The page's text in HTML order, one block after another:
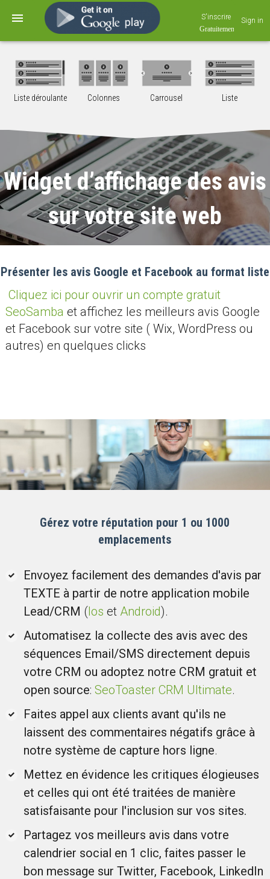
Liste déroulante Colonnes Carrousel Liste
Widget d’affichage des avis
sur votre site web
Présenter les avis Google et Facebook au format liste
Cliquez ici pour ouvrir un compte gratuit
SeoSamba et affichez les meilleurs avis Google
et Facebook sur votre site ( Wix, WordPress ou
autres) en quelques clicks
Gérez votre réputation pour 1 ou 1000
emplacements
Envoyez facilement des demandes d'avis par
TEXTE à partir de notre application mobile
Lead/CRM (Ios et Android).
Automatisez la collecte des avis avec des
séquences Email/SMS directement depuis
votre CRM ou adoptez notre CRM gratuit et
open source: SeoToaster CRM Ultimate.
Faites appel aux clients avant qu'ils ne
laissent des commentaires négatifs grâce à
notre système de capture hors ligne.
Mettez en évidence les critiques élogieuses
et celles qui ont été traitées de manière
satisfaisante pour l'inclusion sur vos sites.
Partagez vos meilleurs avis dans votre
calendrier social en 1 clic, faites passer le
bon message sur Twitter, Facebook, LinkedIn
S'inscrire Sign in